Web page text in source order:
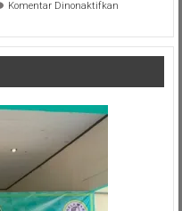
Ajang
Juli
Komentar Dinonaktifkan
Setiono
Rayakan
Tahun